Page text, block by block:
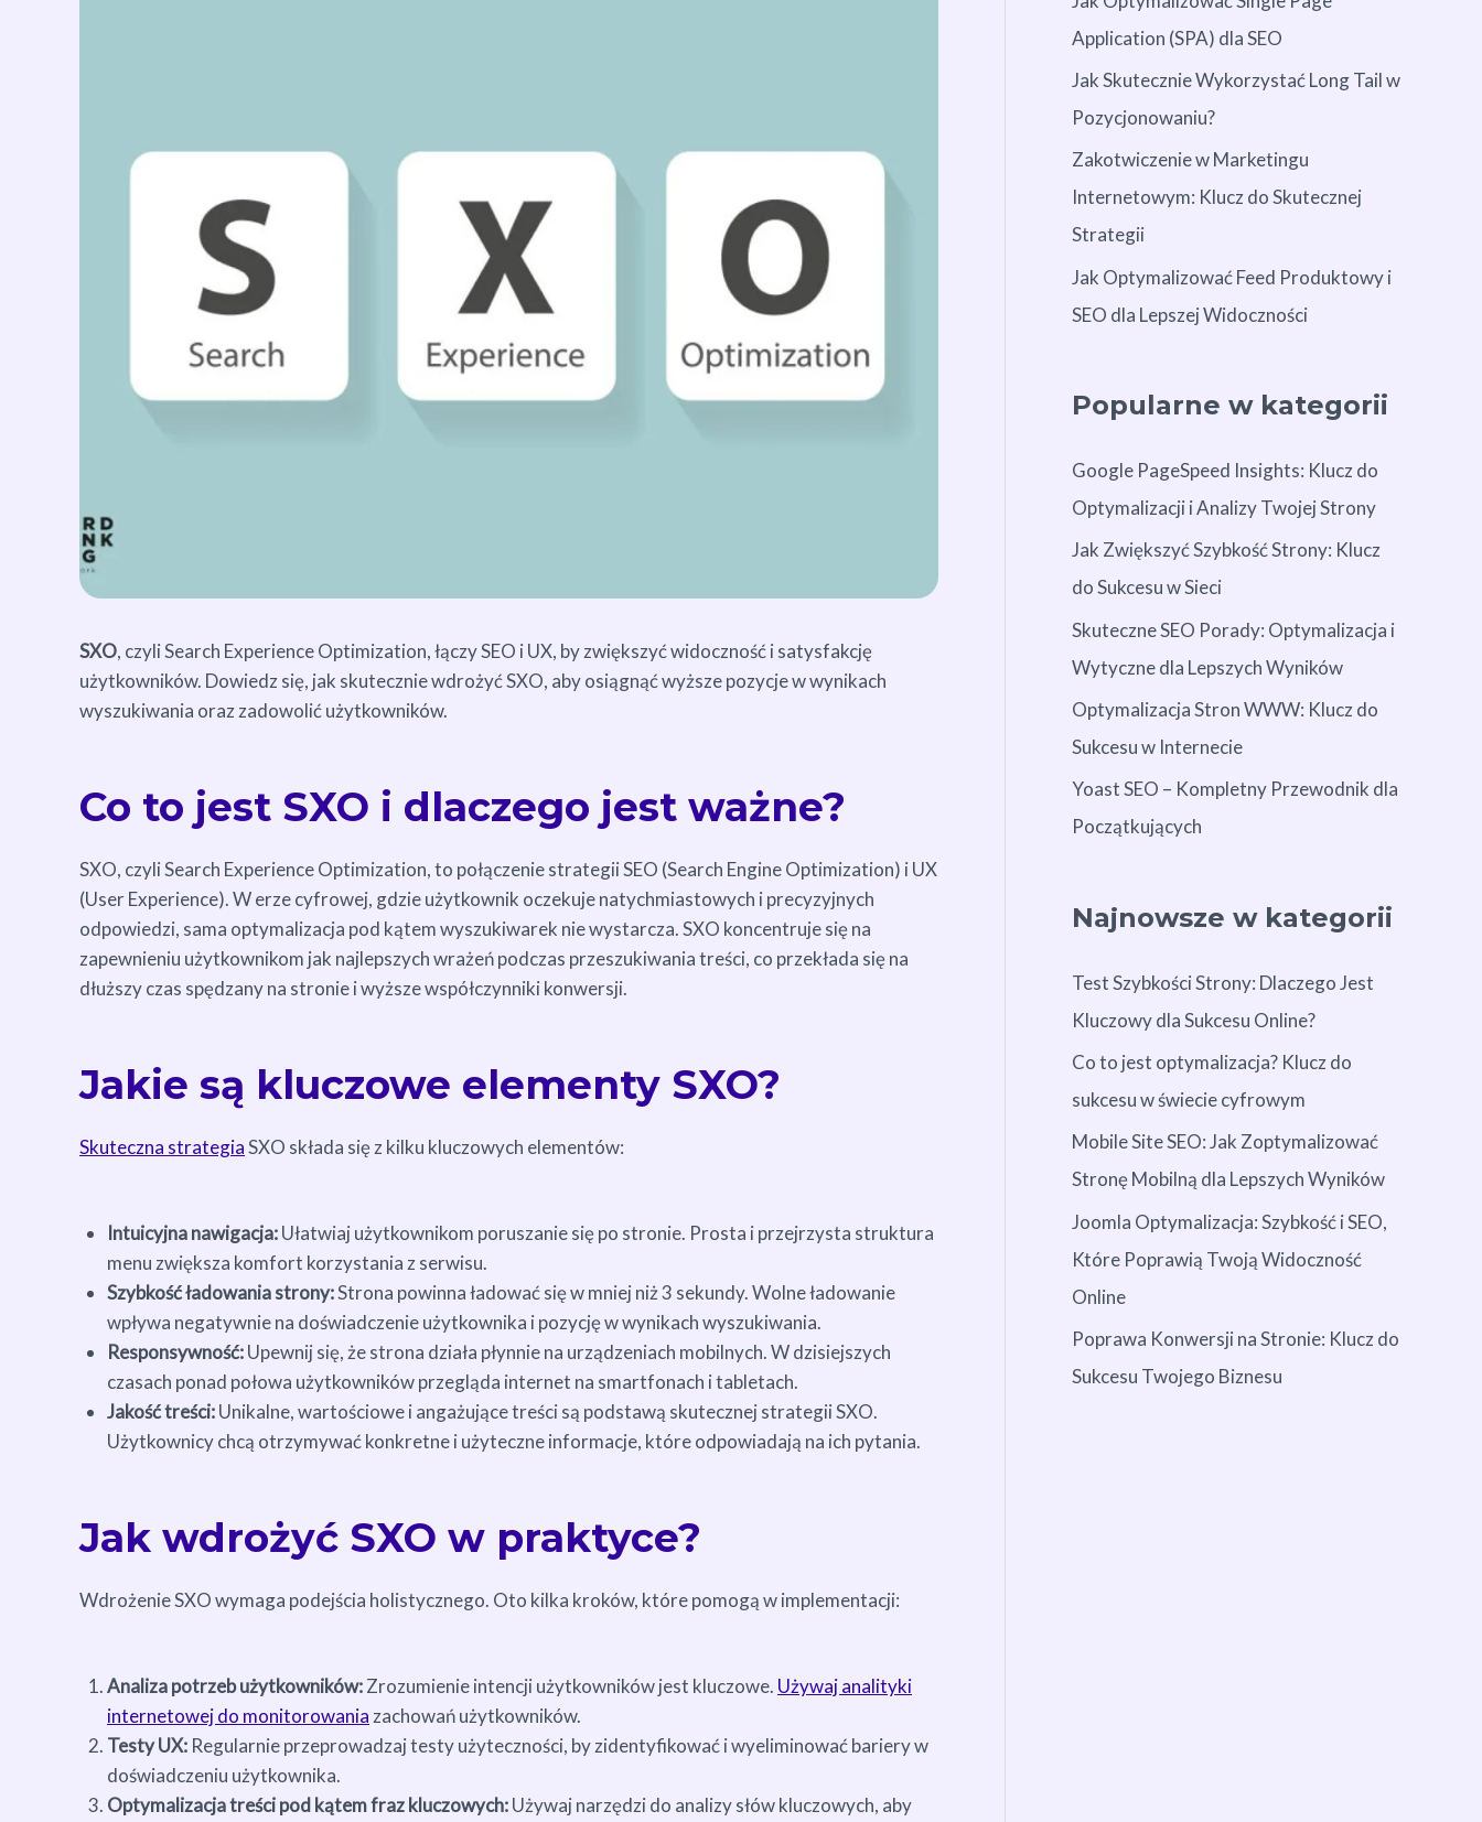
SXO, czyli Search Experience Optimization, łączy SEO i UX, by zwiększyć widoczność i satysfakcję
użytkowników. Dowiedz się, jak skutecznie wdrożyć SXO, aby osiągnąć wyższe pozycje w wynikach
wyszukiwania oraz zadowolić użytkowników.
Co to jest SXO i dlaczego jest ważne?
SXO, czyli Search Experience Optimization, to połączenie strategii SEO (Search Engine Optimization) i UX
(User Experience). W erze cyfrowej, gdzie użytkownik oczekuje natychmiastowych i precyzyjnych
odpowiedzi, sama optymalizacja pod kątem wyszukiwarek nie wystarcza. SXO koncentruje się na
zapewnieniu użytkownikom jak najlepszych wrażeń podczas przeszukiwania treści, co przekłada się na
dłuższy czas spędzany na stronie i wyższe współczynniki konwersji.
Jakie są kluczowe elementy SXO?
Skuteczna strategiaSXO składa się z kilku kluczowych elementów:
Intuicyjna nawigacja:Ułatwiaj użytkownikom poruszanie się po stronie. Prosta i przejrzysta struktura
menu zwiększa komfort korzystania z serwisu.
Szybkość ładowania strony:Strona powinna ładować się w mniej niż 3 sekundy. Wolne ładowanie
wpływa negatywnie na doświadczenie użytkownika i pozycję w wynikach wyszukiwania.
Responsywność:Upewnij się, że strona działa płynnie na urządzeniach mobilnych. W dzisiejszych
czasach ponad połowa użytkowników przegląda internet na smartfonach i tabletach.
Jakość treści:Unikalne, wartościowe i angażujące treści są podstawą skutecznej strategii SXO.
Użytkownicy chcą otrzymywać konkretne i użyteczne informacje, które odpowiadają na ich pytania.
Jak wdrożyć SXO w praktyce?
Wdrożenie SXO wymaga podejścia holistycznego. Oto kilka kroków, które pomogą w implementacji:
Analiza potrzeb użytkowników:Zrozumienie intencji użytkowników jest kluczowe. Używaj analityki
internetowej do monitorowaniazachowań użytkowników.
Testy UX: Regularnie przeprowadzaj testy użyteczności, by zidentyfikować i wyeliminować bariery w
doświadczeniu użytkownika.
Optymalizacja treści pod kątem fraz kluczowych:Używaj narzędzi do analizy słów kluczowych, aby
Application (SPA) dla SEO
Jak Skutecznie Wykorzystać Long Tail w
Pozycjonowaniu?
Zakotwiczenie w Marketingu
Internetowym: Klucz do Skutecznej
Strategii
Jak Optymalizować Feed Produktowy i
SEO dla Lepszej Widoczności
Popularne w kategorii
Google PageSpeed Insights: Klucz do
Optymalizacji i Analizy Twojej Strony
Jak Zwiększyć Szybkość Strony: Klucz
do Sukcesu w Sieci
Skuteczne SEO Porady: Optymalizacja i
Wytyczne dla Lepszych Wyników
Optymalizacja Stron WWW: Klucz do
Sukcesu w Internecie
Yoast SEO – Kompletny Przewodnik dla
Początkujących
Najnowsze w kategorii
Test Szybkości Strony: Dlaczego Jest
Kluczowy dla Sukcesu Online?
Co to jest optymalizacja? Klucz do
sukcesu w świecie cyfrowym
Mobile Site SEO: Jak Zoptymalizować
Stronę Mobilną dla Lepszych Wyników
Joomla Optymalizacja: Szybkość i SEO,
Które Poprawią Twoją Widoczność
Online
Poprawa Konwersji na Stronie: Klucz do
Sukcesu Twojego Biznesu